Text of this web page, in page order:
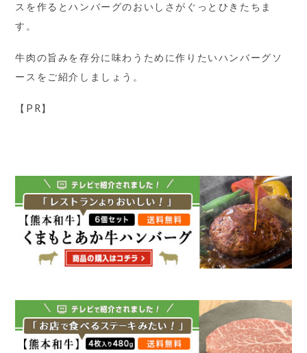
スを作るとハンバーグのおいしさがぐっとひきたちま
す。
牛肉の旨みを存分に味わうために作りたいハンバーグソ
ースをご紹介しましょう。
【PR】